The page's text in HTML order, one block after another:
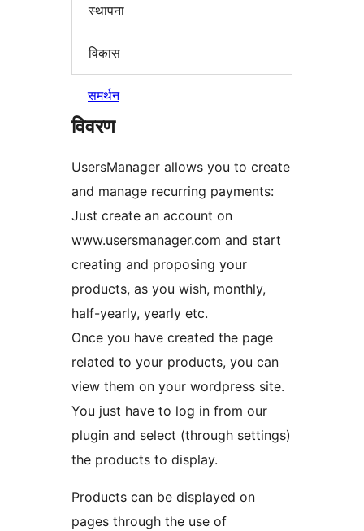
स्थापना
विकास
समर्थन
विवरण
UsersManager allows you to create
and manage recurring payments:
Just create an account on
www.usersmanager.com and start
creating and proposing your
products, as you wish, monthly,
half-yearly, yearly etc.
Once you have created the page
related to your products, you can
view them on your wordpress site.
You just have to log in from our
plugin and select (through settings)
the products to display.
Products can be displayed on
pages through the use of